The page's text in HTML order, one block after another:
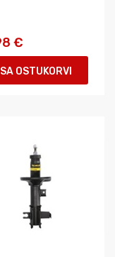
€
OSTUKORVI